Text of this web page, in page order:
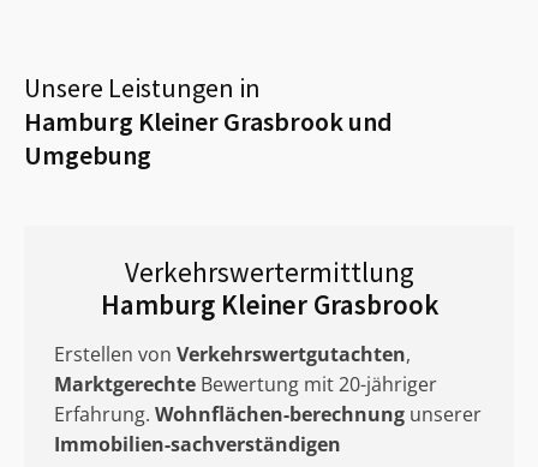
Unsere Leistungen in
Hamburg Kleiner Grasbrookund
Umgebung
Verkehrswertermittlung
Hamburg Kleiner Grasbrook
Erstellen von Verkehrswertgutachten,
Marktgerechte Bewertung mit 20-jähriger
Erfahrung. Wohnflächen-berechnung unserer
Immobilien-sachverständigen